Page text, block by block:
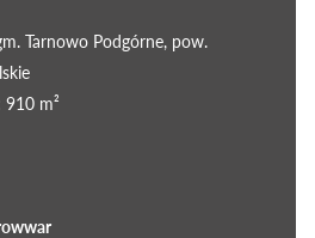
Tarnowo Podgórne, pow.
910 m²